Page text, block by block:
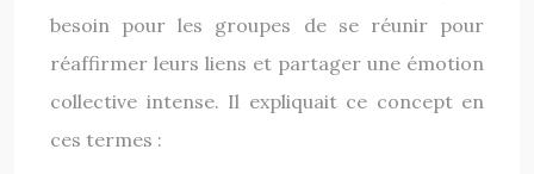
besoin pour les groupes de se réunir pour
réaffirmer leurs liens et partager une émotion
collective intense. Il expliquait ce concept en
ces termes :